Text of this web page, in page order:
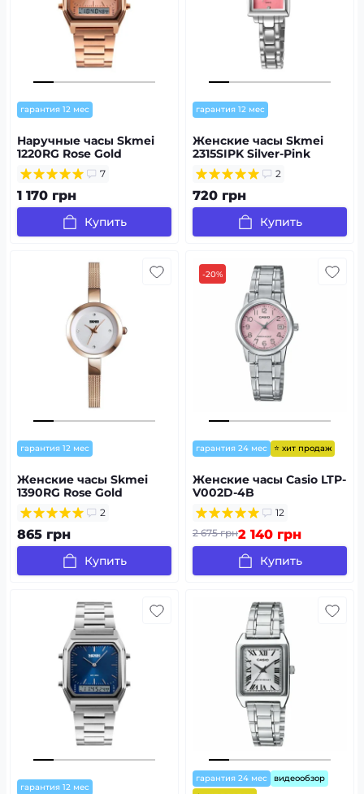
гарантия 12 мес
Наручные часы Skmei
1220RG Rose Gold
7
1 170 грн
Купить
гарантия 12 мес
Женские часы Skmei
2315SIPK Silver-Pink
2
720 грн
Купить
гарантия 12 мес
Женские часы Skmei
1390RG Rose Gold
2
865 грн
Купить
-20%
гарантия 24 мес ⭐ хит продаж
Женские часы Casio LTP-
V002D-4B
12
2 675 грн2 140 грн
Купить
гарантия 12 мес
гарантия 24 мес
видеообзор